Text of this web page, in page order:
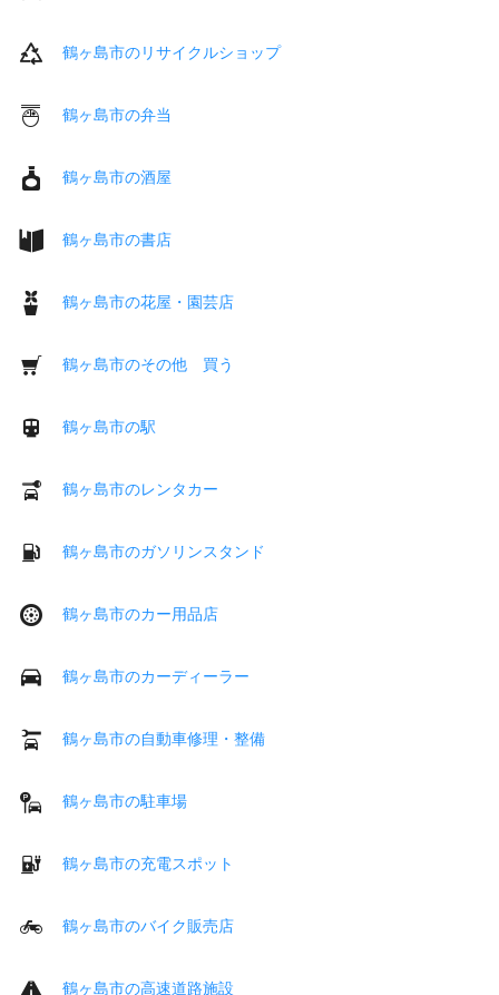
鶴ヶ島市のリサイクルショップ
鶴ヶ島市の弁当
鶴ヶ島市の酒屋
鶴ヶ島市の書店
鶴ヶ島市の花屋・園芸店
鶴ヶ島市のその他 買う
鶴ヶ島市の駅
鶴ヶ島市のレンタカー
鶴ヶ島市のガソリンスタンド
鶴ヶ島市のカー用品店
鶴ヶ島市のカーディーラー
鶴ヶ島市の自動車修理・整備
鶴ヶ島市の駐車場
鶴ヶ島市の充電スポット
鶴ヶ島市のバイク販売店
鶴ヶ島市の高速道路施設